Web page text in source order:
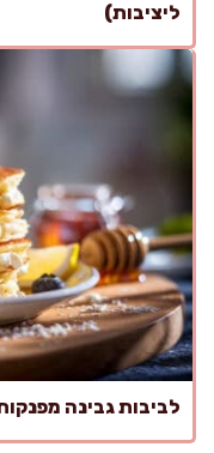
ליציבות)
לביבות גבינה מפנקות ב-20 דקות, בלי